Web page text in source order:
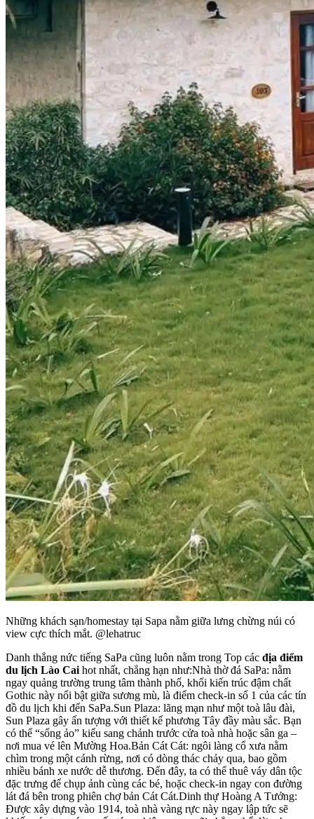
Những khách sạn/homestay tại Sapa nằm giữa lưng chừng núi có
view cực thích mắt. @lehatruc
Danh thắng nức tiếng SaPa cũng luôn nằm trong Top các địa điểm
du lịch Lào Cai hot nhất, chẳng hạn như:Nhà thờ đá SaPa: nằm
ngay quảng trường trung tâm thành phố, khối kiến trúc đậm chất
Gothic này nổi bật giữa sương mù, là điểm check-in số 1 của các tín
đồ du lịch khi đến SaPa.Sun Plaza: lãng mạn như một toà lâu đài,
Sun Plaza gây ấn tượng với thiết kế phương Tây đầy màu sắc. Bạn
có thể “sống ảo” kiểu sang chảnh trước cửa toà nhà hoặc sân ga –
nơi mua vé lên Mường Hoa.Bản Cát Cát: ngôi làng cổ xưa nằm
chìm trong một cánh rừng, nơi có dòng thác chảy qua, bao gồm
nhiều bánh xe nước dễ thương. Đến đây, ta có thể thuê váy dân tộc
đặc trưng để chụp ảnh cùng các bé, hoặc check-in ngay con đường
lát đá bên trong phiên chợ bản Cát Cát.Dinh thự Hoàng A Tưởng:
Được xây dựng vào 1914, toà nhà vàng rực này ngay lập tức sẽ